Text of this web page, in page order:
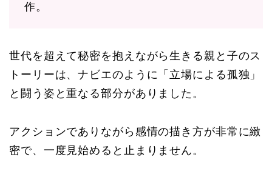
作。
世代を超えて秘密を抱えながら生きる親と子のス
トーリーは、ナビエのように「立場による孤独」
と闘う姿と重なる部分がありました。
アクションでありながら感情の描き方が非常に緻
密で、一度見始めると止まりません。